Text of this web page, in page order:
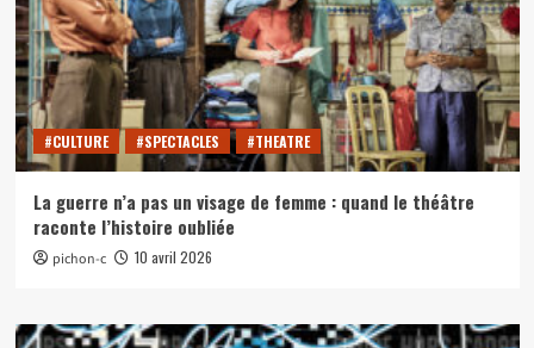
#CULTURE #SPECTACLES #THEATRE
La guerre n’a pas un visage de femme : quand le théâtre
raconte l’histoire oubliée
pichon-c 10 avril 2026